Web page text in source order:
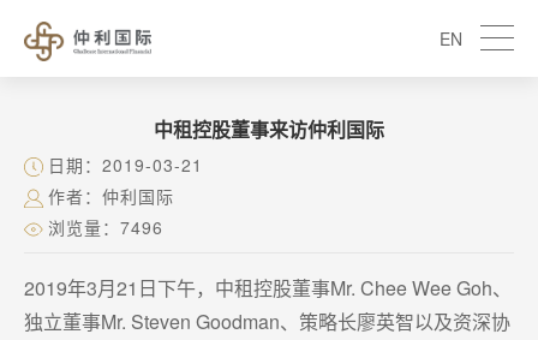
EN
中租控股董事来访仲利国际
日期：2019-03-21
作者：仲利国际
浏览量：7496
2019年3月21日下午，中租控股董事Mr. Chee Wee Goh、
独立董事Mr. Steven Goodman、策略长廖英智以及资深协